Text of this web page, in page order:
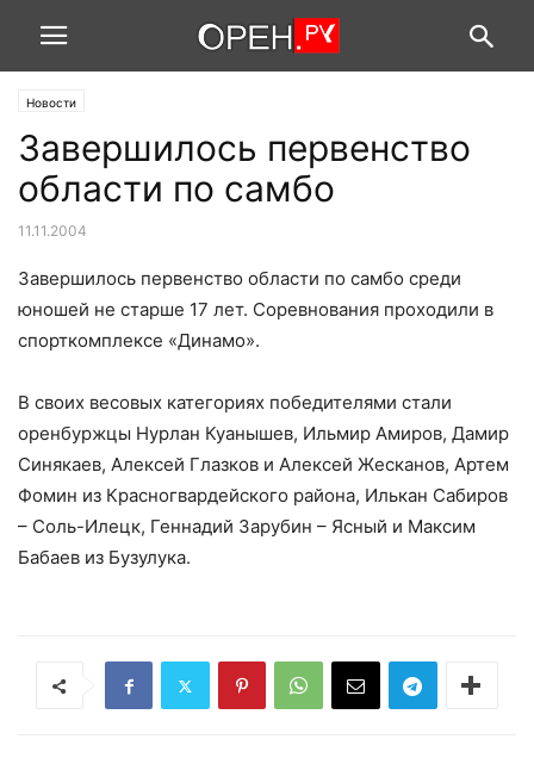
Новости
Завершилось первенство
области по самбо
11.11.2004
Завершилось первенство области по самбо среди
юношей не старше 17 лет. Соревнования проходили в
спорткомплексе «Динамо».
В своих весовых категориях победителями стали
оренбуржцы Нурлан Куанышев, Ильмир Амиров, Дамир
Синякаев, Алексей Глазков и Алексей Жесканов, Артем
Фомин из Красногвардейского района, Илькан Сабиров
– Соль-Илецк, Геннадий Зарубин – Ясный и Максим
Бабаев из Бузулука.